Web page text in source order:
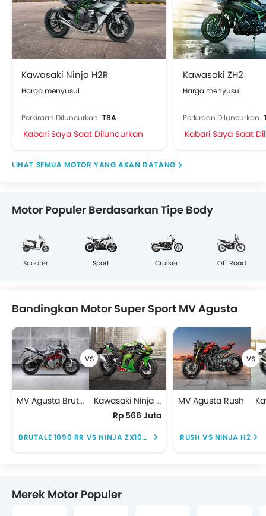
Kawasaki Ninja H2R
Harga menyusul
Perkiraan Diluncurkan TBA
Kabari Saya Saat Diluncurkan
Kawasaki ZH2
Harga menyusul
Perkiraan Diluncurkan
Kabari Saya Saat
MOTOR YANG AKAN DATANG
Motor Populer Berdasarkan Tipe Body
Scooter Sport Cruiser Off Road
Bandingkan Motor Super Sport MV Agusta
MV Agusta Brutale 1090 RR
Kawasaki Ninja ZX10-R
Rp 566 Juta
BRUTALE 1090 RR VS NINJA ZX10-R
MV Agusta Rush
RUSH VS NINJA H2
Merek Motor Populer